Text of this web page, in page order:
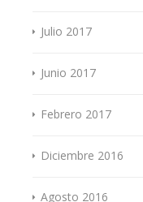
Julio 2017
Junio 2017
Febrero 2017
Diciembre 2016
Agosto 2016